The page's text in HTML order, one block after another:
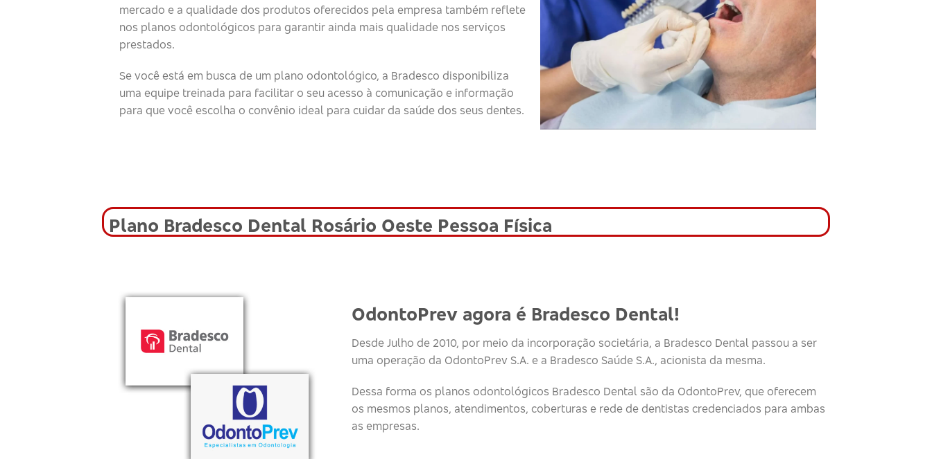
mercado e a qualidade dos produtos oferecidos pela empresa também reflete
nos planos odontológicos para garantir ainda mais qualidade nos serviços
prestados.
Se você está em busca de um plano odontológico, a Bradesco disponibiliza
uma equipe treinada para facilitar o seu acesso à comunicação e informação
para que você escolha o convênio ideal para cuidar da saúde dos seus dentes.
Plano Bradesco Dental Rosário Oeste Pessoa Física
OdontoPrev agora é Bradesco Dental!
Desde Julho de 2010, por meio da incorporação societária, a Bradesco Dental passou a ser
uma operação da OdontoPrev S.A. e a Bradesco Saúde S.A., acionista da mesma.
Dessa forma os planos odontológicos Bradesco Dental são da OdontoPrev, que oferecem
os mesmos planos, atendimentos, coberturas e rede de dentistas credenciados para ambas
as empresas.